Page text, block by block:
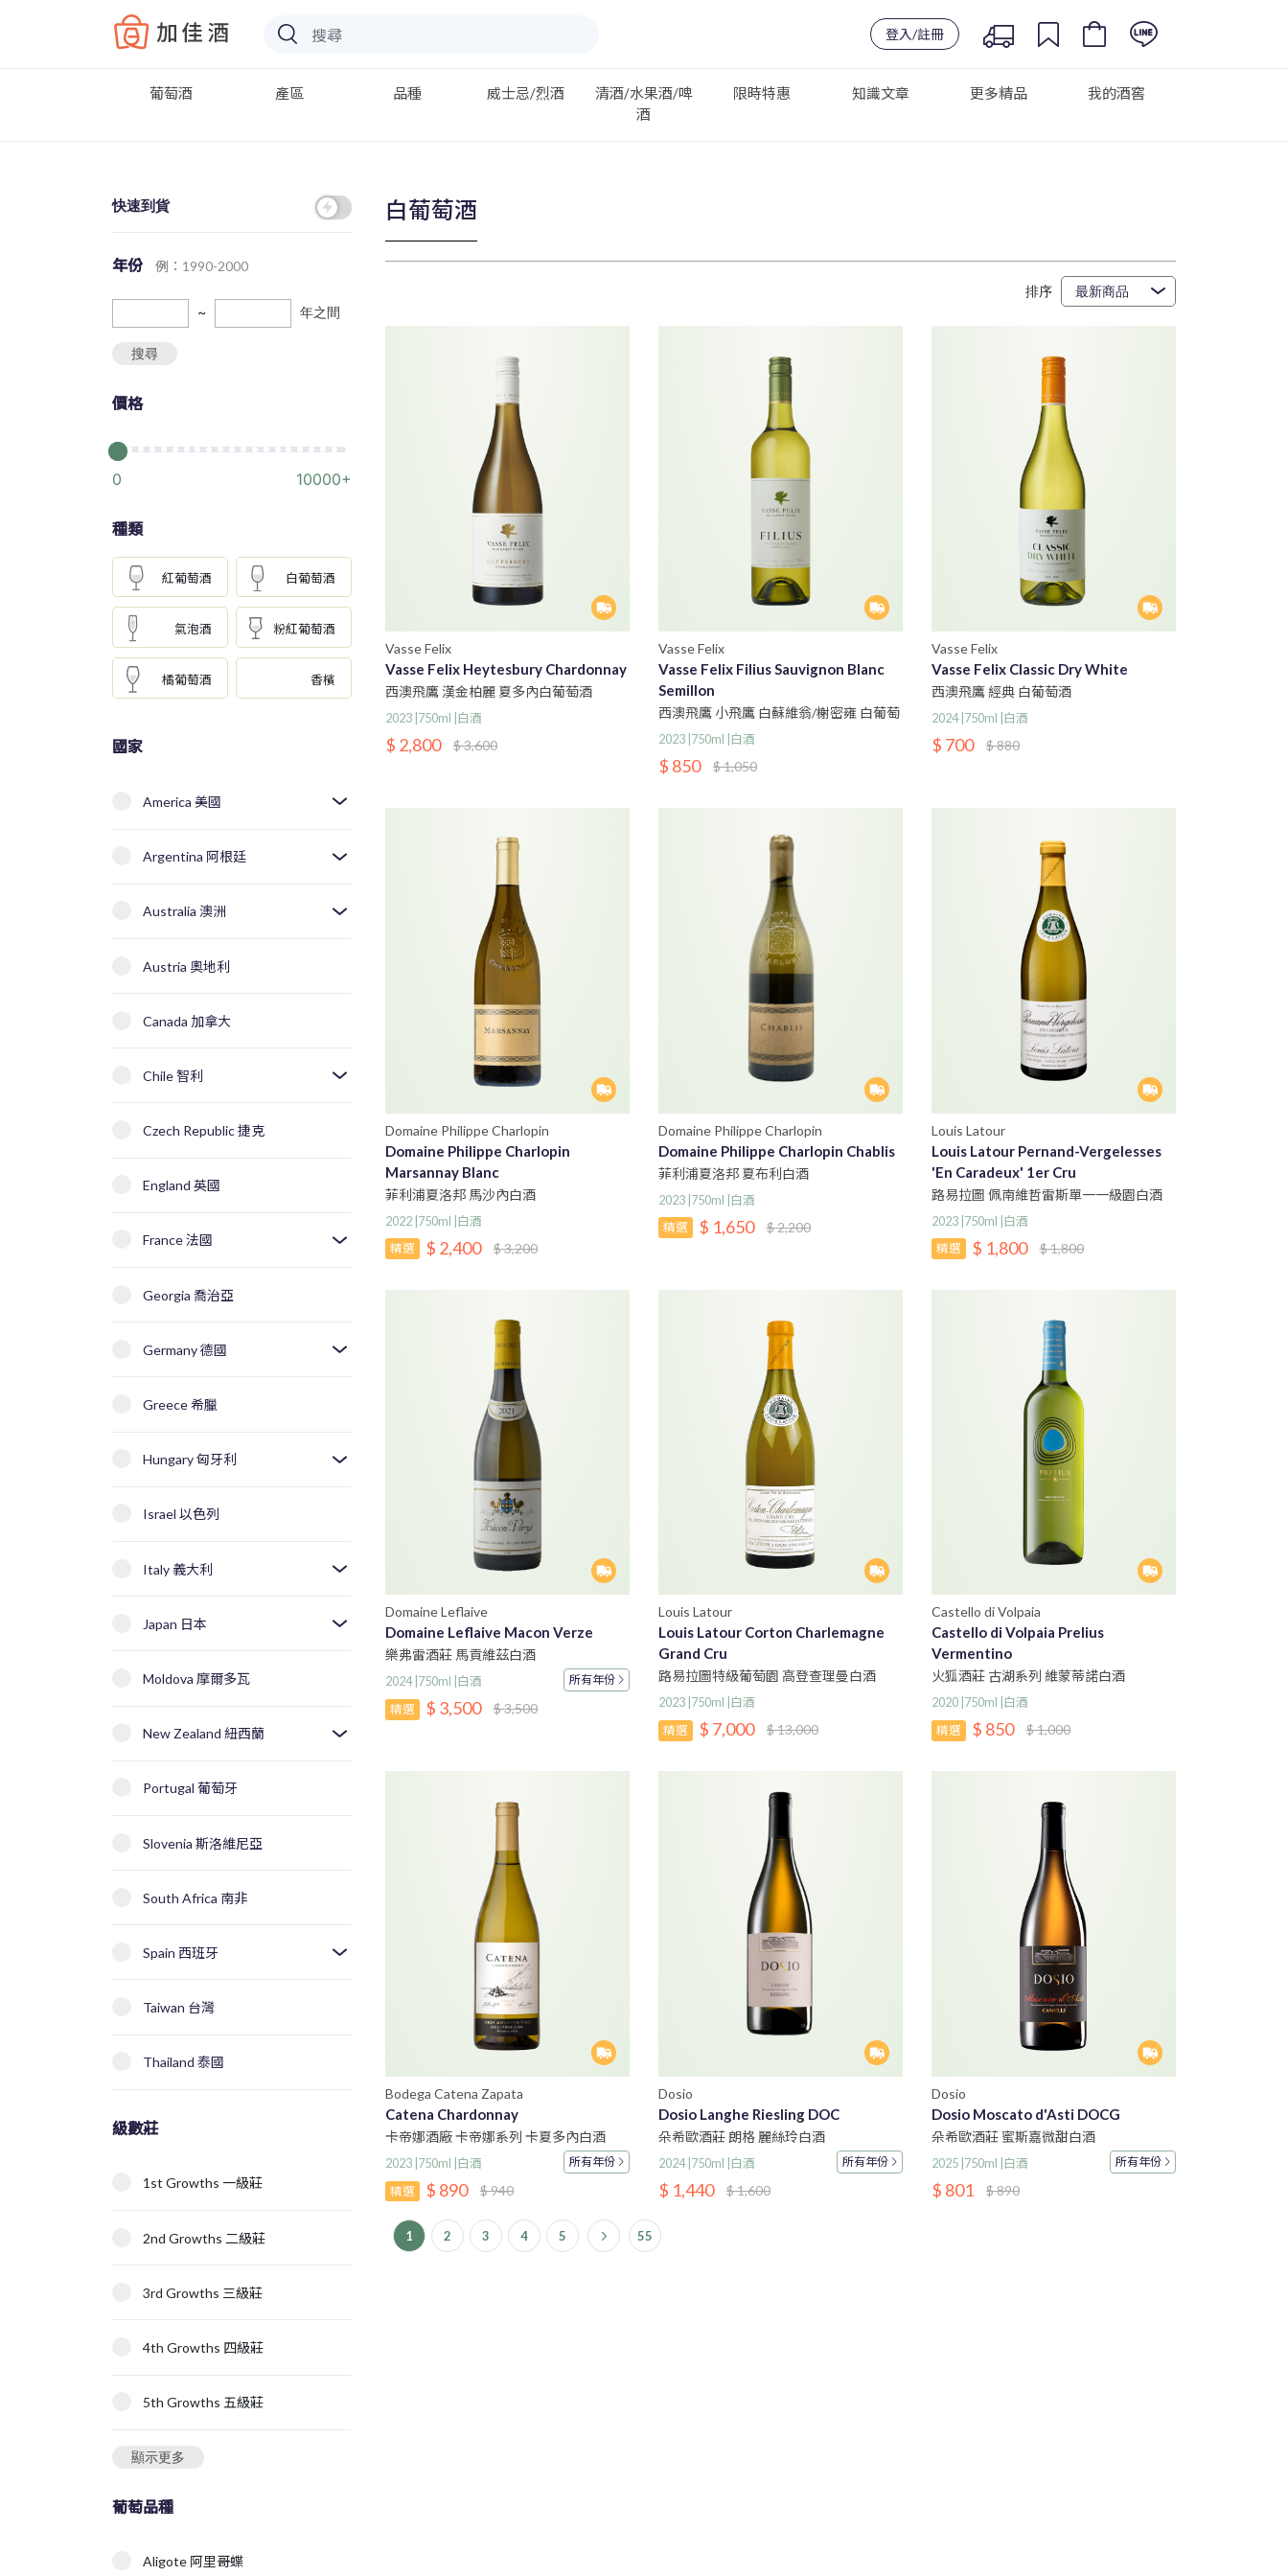
Baccus
登入/註冊
葡萄酒 產區 品種 威士忌/烈酒
清酒/水果酒/啤
酒
限時特惠 知識文章 更多精品 我的酒窖
快速到貨
年份 例：1990-2000
~ 年之間
搜尋
價格
0 10000+
種類
紅葡萄酒 白葡萄酒
氣泡酒 粉紅葡萄酒
橘葡萄酒 香檳
國家
America 美國
Argentina 阿根廷
Australia 澳洲
Austria 奧地利
Canada 加拿大
Chile 智利
Czech Republic 捷克
England 英國
France 法國
Georgia 喬治亞
Germany 德國
Greece 希臘
Hungary 匈牙利
Israel 以色列
Italy 義大利
Japan 日本
Moldova 摩爾多瓦
New Zealand 紐西蘭
Portugal 葡萄牙
Slovenia 斯洛維尼亞
South Africa 南非
Spain 西班牙
Taiwan 台灣
Thailand 泰國
級數莊
1st Growths 一級莊
2nd Growths 二級莊
3rd Growths 三級莊
4th Growths 四級莊
5th Growths 五級莊
顯示更多
葡萄品種
Aligote 阿里哥蝶
白葡萄酒
排序
Vasse Felix
Vasse Felix Heytesbury Chardonnay
西澳飛鷹 漢金柏麗 夏多內白葡萄酒
2023 |750ml |白酒
$ 2,800 $ 3,600
Vasse Felix
Vasse Felix Filius Sauvignon Blanc
Semillon
西澳飛鷹 小飛鷹 白蘇維翁/榭密雍 白葡萄
酒
2023 |750ml |白酒
$ 850 $ 1,050
Vasse Felix
Vasse Felix Classic Dry White
西澳飛鷹 經典 白葡萄酒
2024 |750ml |白酒
$ 700 $ 880
Domaine Philippe Charlopin
Domaine Philippe Charlopin
Marsannay Blanc
菲利浦夏洛邦 馬沙內白酒
2022 |750ml |白酒
精選 $ 2,400 $ 3,200
Domaine Philippe Charlopin
Domaine Philippe Charlopin Chablis
菲利浦夏洛邦 夏布利白酒
2023 |750ml |白酒
精選 $ 1,650 $ 2,200
Louis Latour
Louis Latour Pernand-Vergelesses
'En Caradeux' 1er Cru
路易拉圖 佩南維哲雷斯單一一級園白酒
2023 |750ml |白酒
精選 $ 1,800 $ 1,800
Domaine Leflaive
Domaine Leflaive Macon Verze
樂弗雷酒莊 馬貢維茲白酒
2024 |750ml |白酒 所有年份
精選 $ 3,500 $ 3,500
Louis Latour
Louis Latour Corton Charlemagne
Grand Cru
路易拉圖特級葡萄園 高登查理曼白酒
2023 |750ml |白酒
精選 $ 7,000 $ 13,000
Castello di Volpaia
Castello di Volpaia Prelius
Vermentino
火狐酒莊 古湖系列 維蒙蒂諾白酒
2020 |750ml |白酒
精選 $ 850 $ 1,000
Bodega Catena Zapata
Catena Chardonnay
卡帝娜酒廠 卡帝娜系列 卡夏多內白酒
2023 |750ml |白酒 所有年份
精選 $ 890 $ 940
Dosio
Dosio Langhe Riesling DOC
朵希歐酒莊 朗格 麗絲玲白酒
2024 |750ml |白酒 所有年份
$ 1,440 $ 1,600
Dosio
Dosio Moscato d'Asti DOCG
朵希歐酒莊 蜜斯嘉微甜白酒
2025 |750ml |白酒 所有年份
$ 801 $ 890
1 2 3 4 5 55